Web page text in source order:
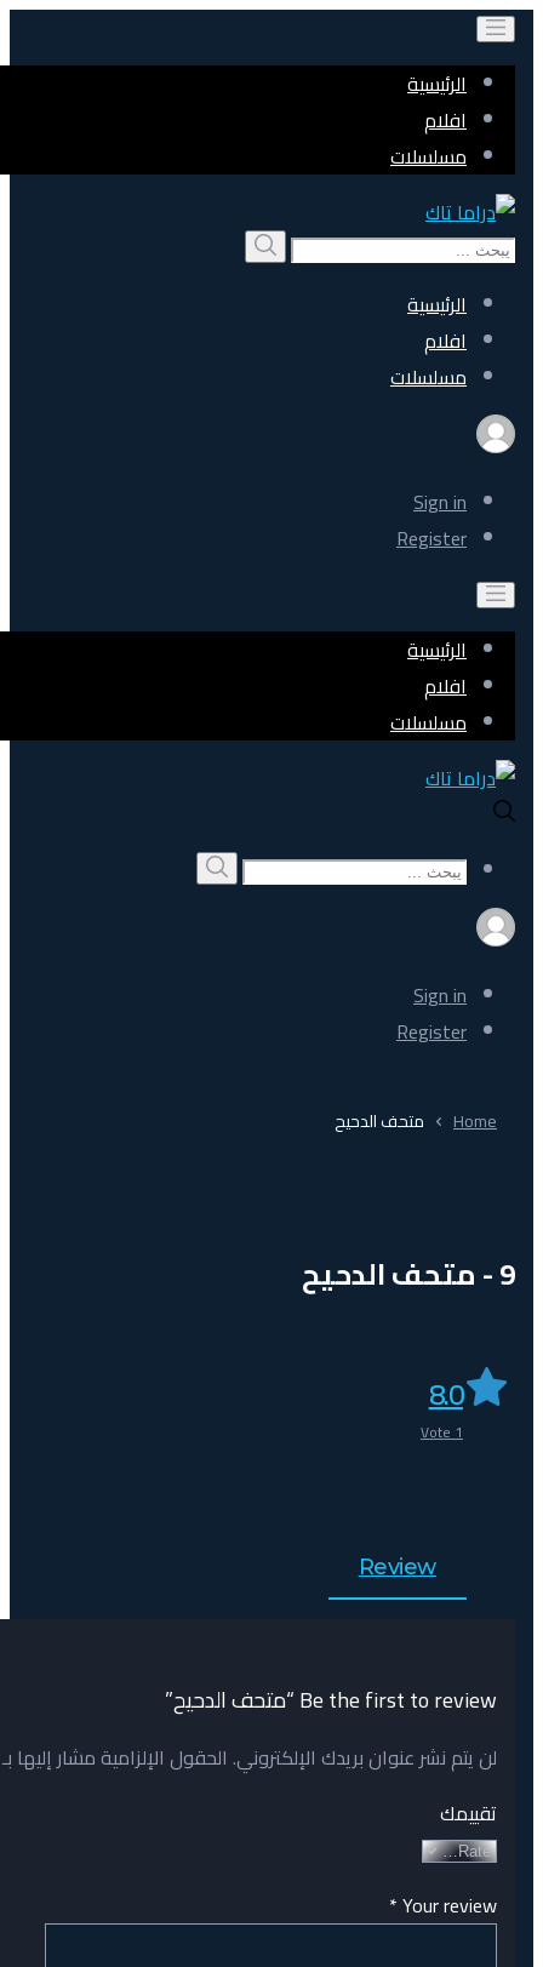
الرئيسية
افلام
مسلسلات
Search
بحث
الرئيسية
افلام
مسلسلات
Sign in
Register
الرئيسية
افلام
مسلسلات
Search
بحث
Sign in
Register
Home متحف الدحيح
9 - متحف الدحيح
8.0
1
Vote
Review
Be the first to review “متحف الدحيح”
لن يتم نشر عنوان بريدك الإلكتروني. الحقول الإلزامية مشار إليها
تقييمك
Your review
*